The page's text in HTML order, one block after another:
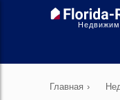
Главная ›